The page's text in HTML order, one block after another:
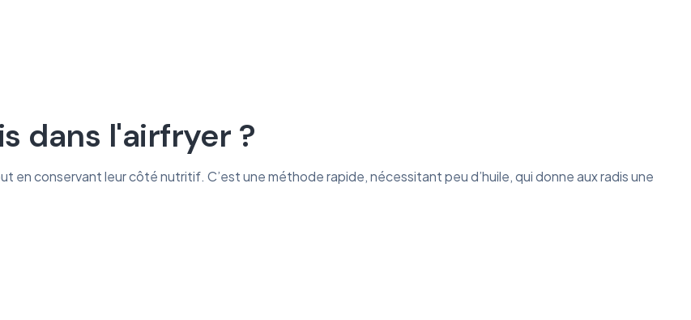
dans l'airfryer ?
en conservant leur côté nutritif. C’est une méthode rapide, nécessitant peu d’huile, qui donne aux radis une